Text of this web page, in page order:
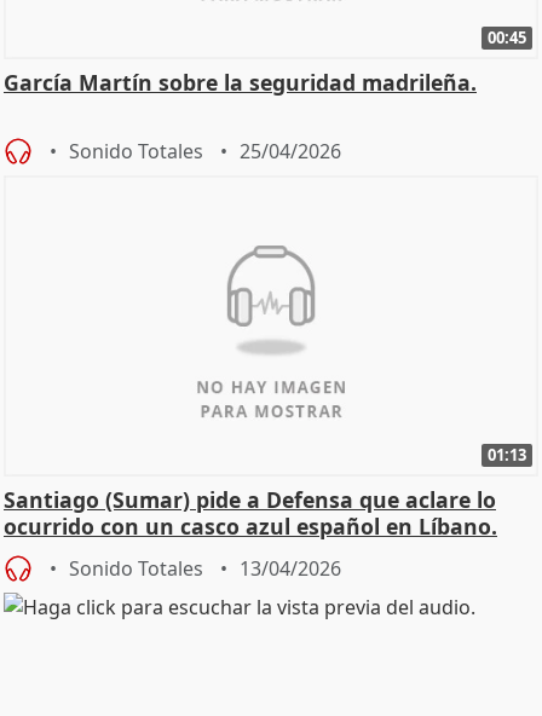
00:45
García Martín sobre la seguridad madrileña.
Sonido Totales 25/04/2026
01:13
Santiago (Sumar) pide a Defensa que aclare lo
ocurrido con un casco azul español en Líbano.
Sonido Totales 13/04/2026